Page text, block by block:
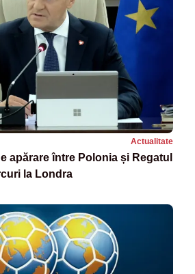
Actualitate
apărare între Polonia și Regatul
la Londra